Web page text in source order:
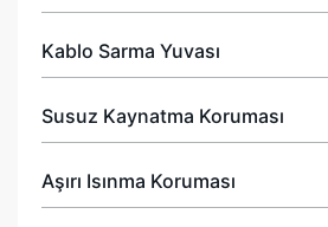
Kablo Sarma Yuvası
Susuz Kaynatma Koruması
Aşırı Isınma Koruması